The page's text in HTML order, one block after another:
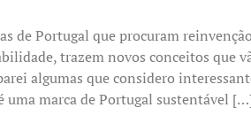
de Portugal que procuram
trazem novos conceitos que
algumas que considero
uma marca de Portugal sustentável